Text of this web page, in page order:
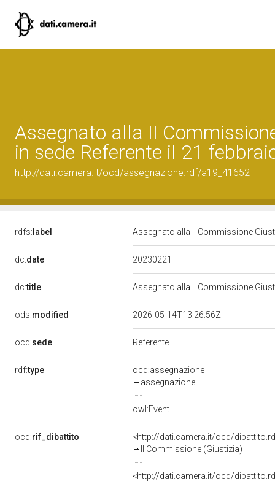
Assegnato alla II
in sede Referente il 21
http://dati.camera.it/ocd/assegnazione.rdf/a19_41652
rdfs: label Assegnato alla II Commissione
dc:date 20230221
dc:title Assegnato alla II Commissione
ods:modified 2026-05-14T13:26:56Z
ocd:sede Referente
rdf:type
ocd:assegnazione
assegnazione
owl:Event
ocd:rif_dibattito
<http://dati.camera.it/ocd/
II Commissione (Giustizia)
<http://dati.camera.it/ocd/